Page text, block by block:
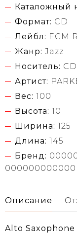
Каталожный
Формат: CD
Лейбл: ECM
Жанр: Jazz
Носитель: CD
Артист:
Вес: 100
Высота: 10
Ширина: 125
Длина: 145
Бренд:
000000000000
Описание
Alto Saxophone